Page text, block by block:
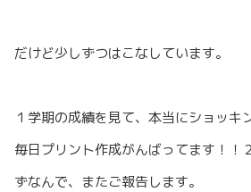
だけど少しずつはこなしています。
１学期の成績を見て、本当にショッキ
毎日プリント作成がんばってます！！
ずなんで、またご報告します。